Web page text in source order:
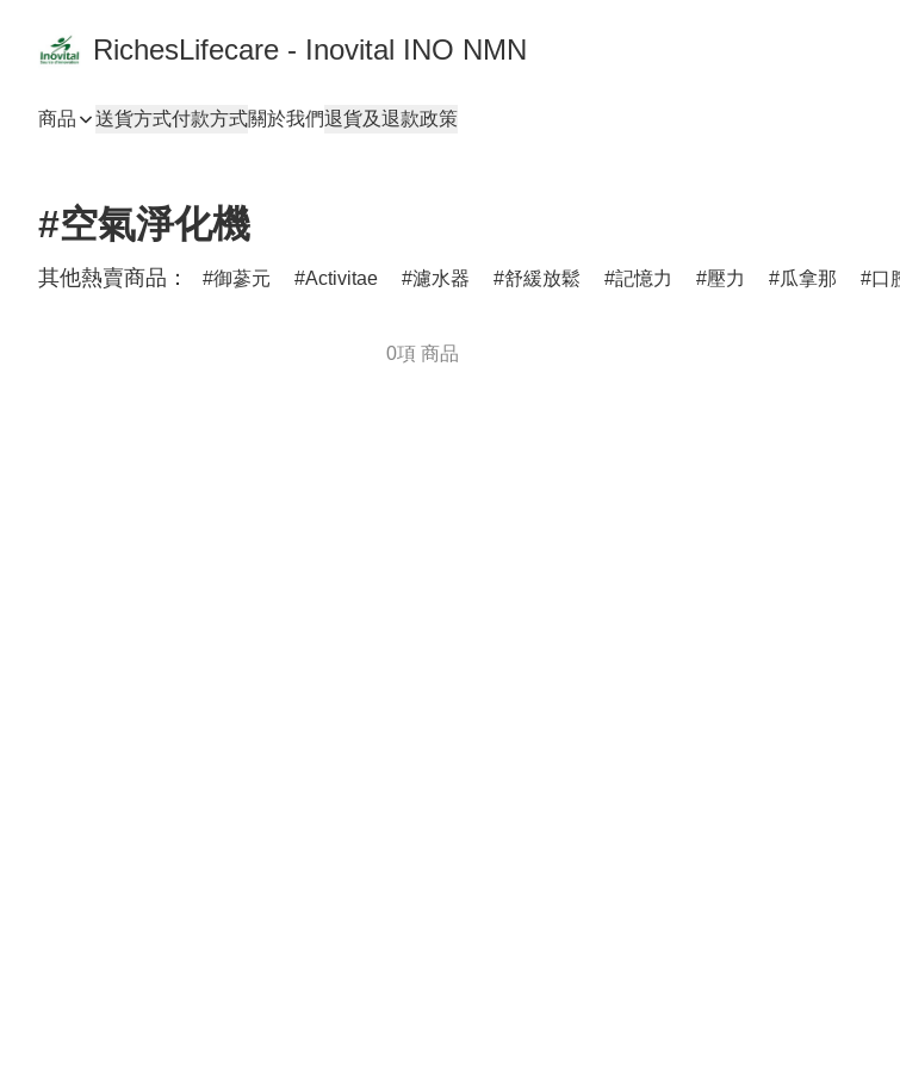
RichesLifecare - Inovital INO NMN
商品 送貨方式付款方式關於我們退貨及退款政策
#空氣淨化機
其他熱賣商品： 御蔘元 Activitae 濾水器 舒緩放鬆 記憶力 壓力 瓜拿那 口
0項 商品